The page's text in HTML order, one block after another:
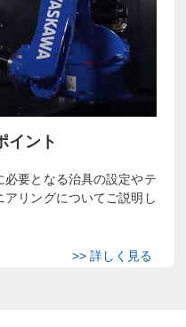
イント
要となる治具の設定やテ
アリングについてご説明し